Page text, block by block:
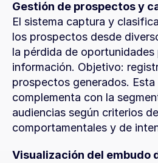
Gestión de prospectos y
El sistema captura y
los prospectos desde
la pérdida de
información. Objetivo:
prospectos generados.
complementa con la
audiencias según criterios
comportamentales y de
Visualización del embudo